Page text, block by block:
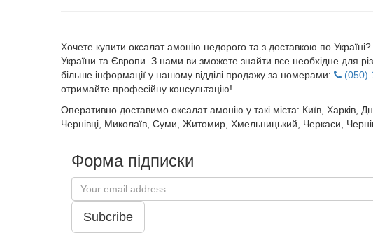
Хочете купити оксалат амонію недорого та з доставкою по
України та Європи. З нами ви зможете знайти все необхідне для
більше інформації у нашому відділі продажу за номерами:
(050)
отримайте професійну консультацію!
Оперативно доставимо оксалат амонію у такі міста: Київ, Харків,
Чернівці, Миколаїв, Суми, Житомир, Хмельницький, Черкаси,
Форма підписки
Subcribe